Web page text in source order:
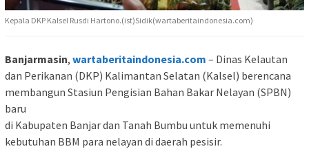
Kepala DKP Kalsel Rusdi Hartono.(ist)Sidik(wartaberitaindonesia.com)
Banjarmasin, wartaberitaindonesia.com – Dinas Kelautan
dan Perikanan (DKP) Kalimantan Selatan (Kalsel) berencana
membangun Stasiun Pengisian Bahan Bakar Nelayan (SPBN)
baru
di Kabupaten Banjar dan Tanah Bumbu untuk memenuhi
kebutuhan BBM para nelayan di daerah pesisir.